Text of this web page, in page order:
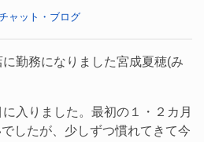
ャット・ブログ
勤務になりました宮成夏穂(み
入りました。最初の１・２カ月
したが、少しずつ慣れてきて今